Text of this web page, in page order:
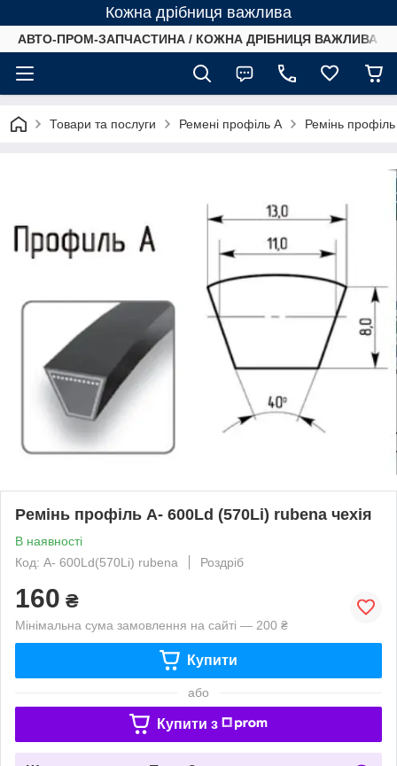
Кожна дрібниця важлива
АВТО-ПРОМ-ЗАПЧАСТИНА / КОЖНА ДРІБНИЦЯ ВАЖЛИВА /
Товари та послуги Ремені профіль А Ремінь
Ремінь профіль A- 600Ld (570Li) rubena чехія
В наявності
Код: A- 600Ld(570Li) rubena
Роздріб
160 ₴
Мінімальна сума замовлення на сайті — 200 ₴
Купити
або
Купити з